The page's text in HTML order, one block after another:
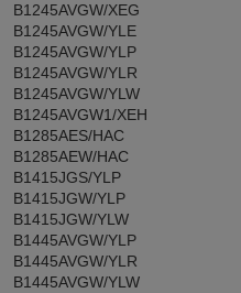
B1245AVGW/XEG
B1245AVGW/YLE
B1245AVGW/YLP
B1245AVGW/YLR
B1245AVGW/YLW
B1245AVGW1/XEH
B1285AES/HAC
B1285AEW/HAC
B1415JGS/YLP
B1415JGW/YLP
B1415JGW/YLW
B1445AVGW/YLP
B1445AVGW/YLR
B1445AVGW/YLW